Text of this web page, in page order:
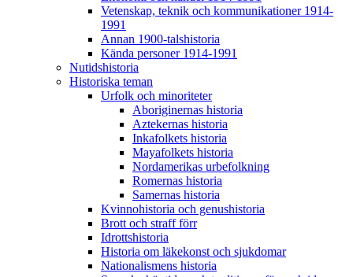
Vetenskap, teknik och kommunikationer 1914-
1991
Annan 1900-talshistoria
Kända personer 1914-1991
Nutidshistoria
Historiska teman
Urfolk och minoriteter
Aboriginernas historia
Aztekernas historia
Inkafolkets historia
Mayafolkets historia
Nordamerikas urbefolkning
Romernas historia
Samernas historia
Kvinnohistoria och genushistoria
Brott och straff förr
Idrottshistoria
Historia om läkekonst och sjukdomar
Nationalismens historia